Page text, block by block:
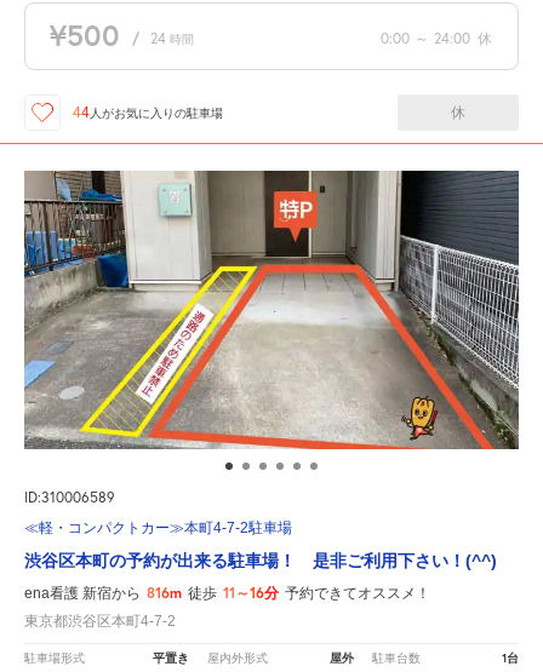
¥500 / 24 時間 0:00 ～ 24:00 休
44人がお気に入りの駐車場 休
ID:310006589
≪軽・コンパクトカー≫本町4-7-2駐車場
渋谷区本町の予約が出来る駐車場！ 是非ご利用下さい！(^^)
ena看護 新宿から 816m 徒歩 11～16分 予約できてオススメ！
東京都渋谷区本町4-7-2
駐車場形式 平置き 屋内外形式 屋外 駐車台数 1台